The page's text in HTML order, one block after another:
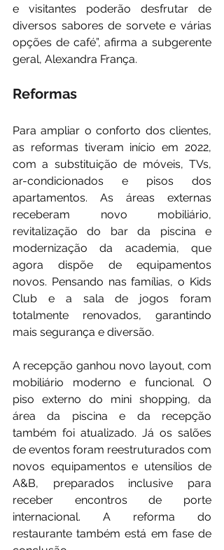
e visitantes poderão desfrutar de
diversos sabores de sorvete e várias
opções de café”, afirma a subgerente
geral, Alexandra França.
Reformas
Para ampliar o conforto dos clientes,
as reformas tiveram início em 2022,
com a substituição de móveis, TVs,
ar-condicionados e pisos dos
apartamentos. As áreas externas
receberam novo mobiliário,
revitalização do bar da piscina e
modernização da academia, que
agora dispõe de equipamentos
novos. Pensando nas famílias, o Kids
Club e a sala de jogos foram
totalmente renovados, garantindo
mais segurança e diversão.
A recepção ganhou novo layout, com
mobiliário moderno e funcional. O
piso externo do mini shopping, da
área da piscina e da recepção
também foi atualizado. Já os salões
de eventos foram reestruturados com
novos equipamentos e utensílios de
A&B, preparados inclusive para
receber encontros de porte
internacional. A reforma do
restaurante também está em fase de